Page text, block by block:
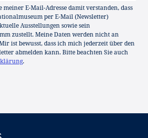
E-Mail-Adresse damit verstanden, dass
per E-Mail (Newsletter)
Ausstellungen sowie sein
zustellt. Meine Daten werden nicht an
ist bewusst, dass ich mich jederzeit über den
abmelden kann. Bitte beachten Sie auch
.